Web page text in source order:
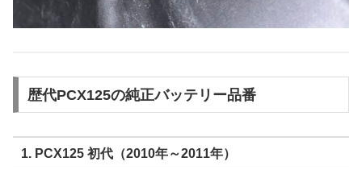
歴代PCX125の純正バッテリー品番
1. PCX125 初代（2010年～2011年）